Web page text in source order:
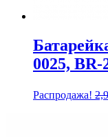
0025,
Распродажа!